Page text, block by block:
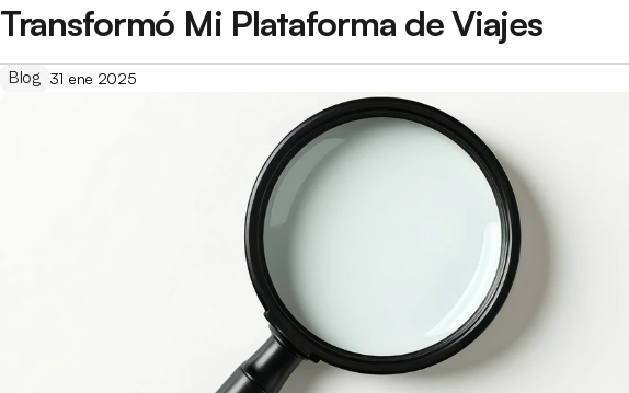
Transformó Mi Plataforma de Viajes
Blog 31 ene 2025